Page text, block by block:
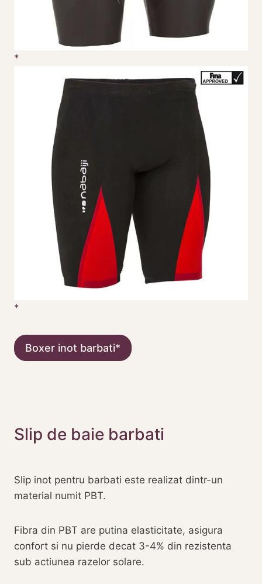
Boxer inot barbati
Slip de baie barbati
Slip inot pentru barbati este realizat dintr-un
material numit PBT.
Fibra din PBT are putina elasticitate, asigura
confort si nu pierde decat 3-4% din rezistenta
sub actiunea razelor solare.